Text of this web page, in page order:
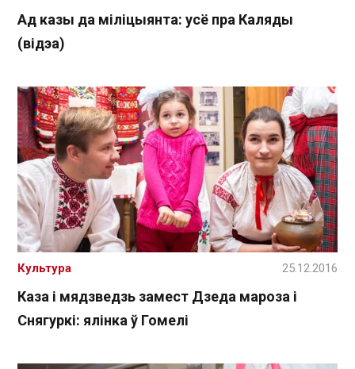
Ад казы да міліцыянта: усё пра Каляды
(відэа)
Каза і мядзведзь замест Дзеда мароза і
Снягуркі: ялінка ў Гомелі
Культура 25.12.2016